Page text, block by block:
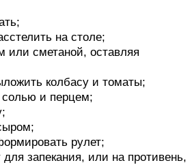
на столе;
или сметаной, оставляя
колбасу и томаты;
солью и перцем;
рулет;
запекания, или на противень,